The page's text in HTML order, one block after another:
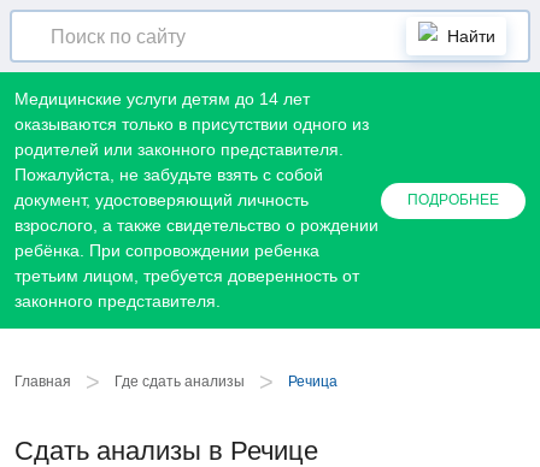
Найти
Медицинские услуги детям до 14 лет
оказываются только в присутствии одного из
родителей или законного представителя.
Пожалуйста, не забудьте взять с собой
документ, удостоверяющий личность
взрослого, а также свидетельство о рождении
ребёнка. При сопровождении ребенка
третьим лицом, требуется доверенность от
законного представителя.
ПОДРОБНЕЕ
Главная > Где сдать анализы > Речица
Сдать анализы в Речице